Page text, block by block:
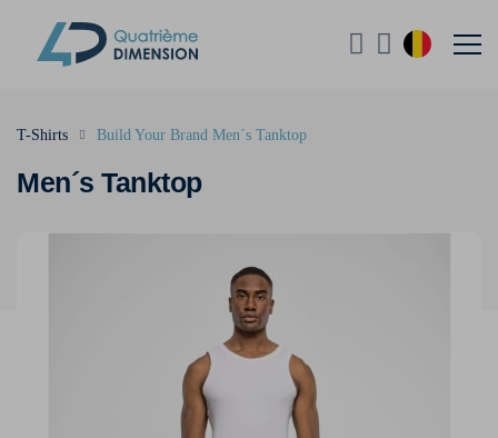
Men´s Tanktop
T-Shirts Build Your Brand Men´s Tanktop